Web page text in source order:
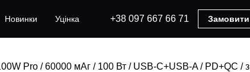
Новинки Уцінка +38 097 667 66 71 Замовити
Pro / 60000 мАг / 100 Вт / USB-C+USB-A / PD+QC / з